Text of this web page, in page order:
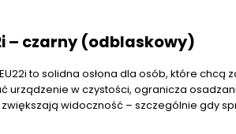
– czarny (odblaskowy)
to solidna osłona dla osób, które
urządzenie w czystości, ogranicza
widoczność – szczególnie gdy